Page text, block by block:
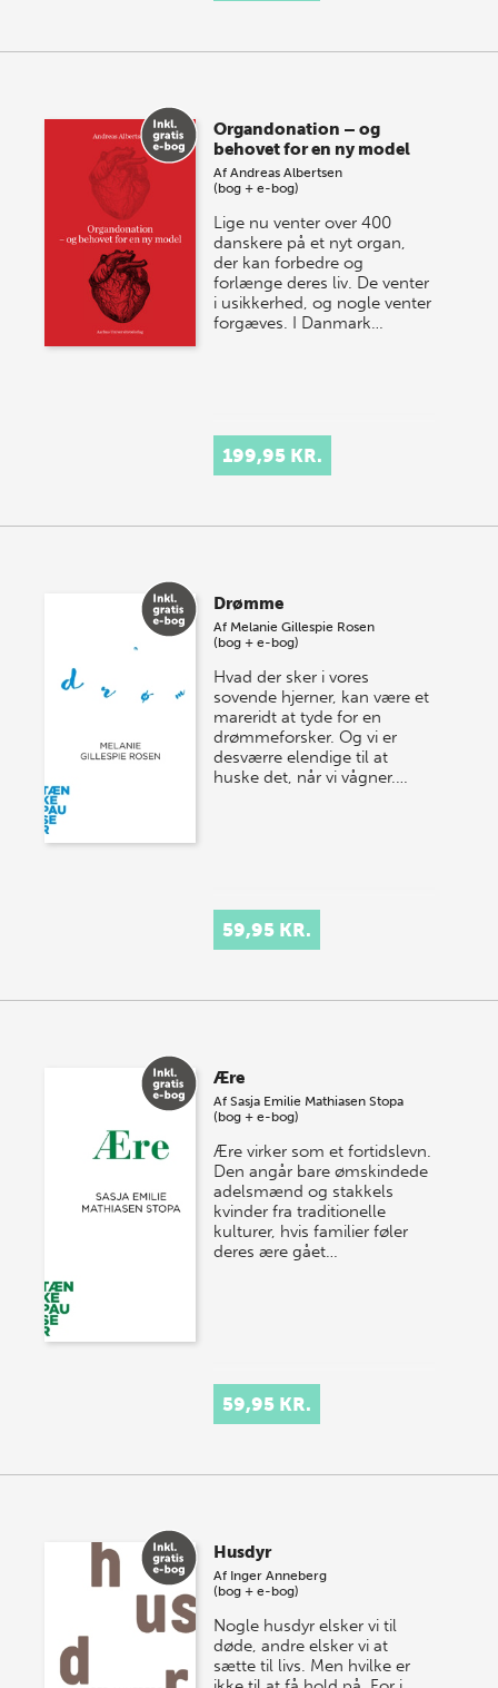
Organdonation – og
behovet for en ny model
AfAndreas Albertsen
(bog + e-bog)
Lige nu venter over 400
danskere på et nyt organ,
der kan forbedre og
forlænge deres liv. De venter
i usikkerhed, og nogle venter
forgæves. I Danmark…
199,95 KR.
Drømme
Af Melanie Gillespie Rosen
(bog + e-bog)
Hvad der sker i vores
sovende hjerner, kan være et
mareridt at tyde for en
drømmeforsker. Og vi er
desværre elendige til at
huske det, når vi vågner.…
59,95 KR.
Ære
AfSasja Emilie Mathiasen Stopa
(bog + e-bog)
Ære virker som et fortidslevn.
Den angår bare ømskindede
adelsmænd og stakkels
kvinder fra traditionelle
kulturer, hvis familier føler
deres ære gået…
59,95 KR.
Husdyr
Af Inger Anneberg
(bog + e-bog)
Nogle husdyr elsker vi til
døde, andre elsker vi at
sætte til livs. Men hvilke er